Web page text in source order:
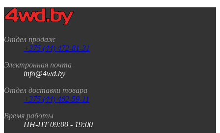
Отдел продаж
+375 (44) 472-81-31
Электронная почта
info@4wd.by
Отдел доставки товара
+375 (44) 462-59-11
Время работы
ПН-ПТ 09:00 - 19:00